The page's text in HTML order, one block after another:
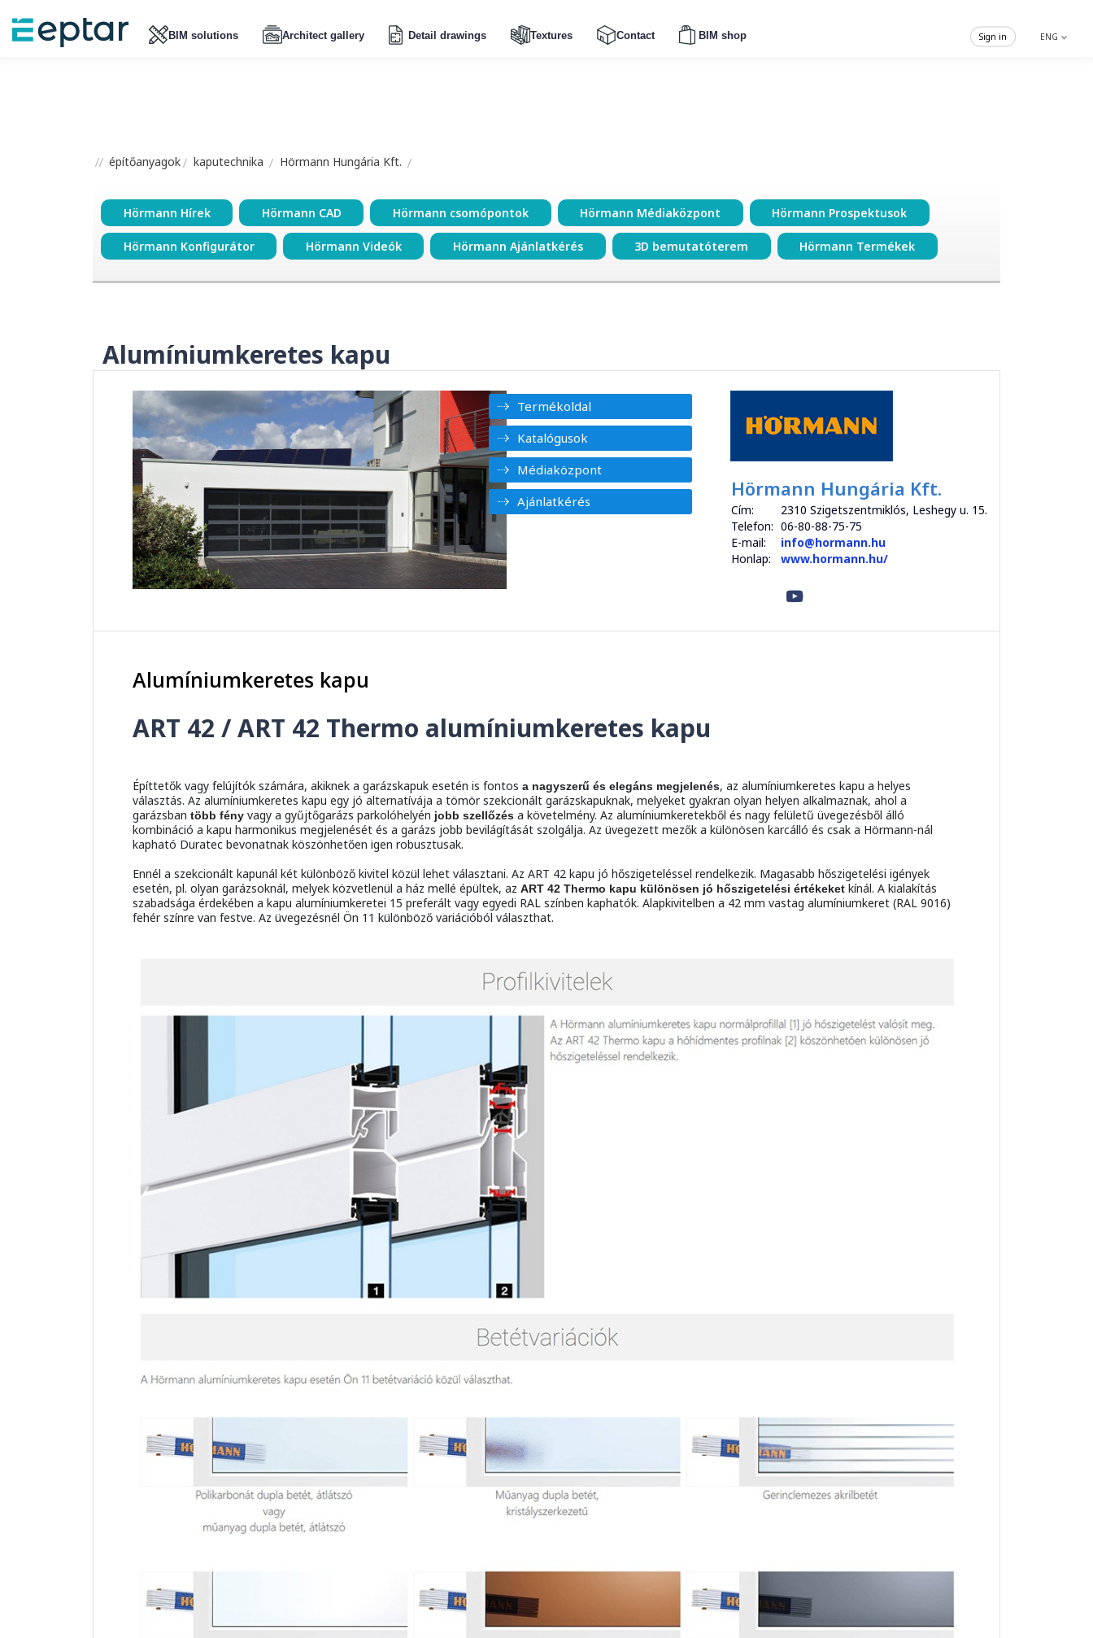
BIM solutions Architect gallery Detail drawings Textures Contact BIM shop ENG
Sign in
építőanyagok kaputechnika Hörmann Hungária Kft.
Hörmann Hírek Hörmann CAD Hörmann csomópontok Hörmann Médiaközpont Hörmann Prospektusok
Hörmann Konfigurátor Hörmann Videók Hörmann Ajánlatkérés 3D bemutatóterem Hörmann Termékek
Alumíniumkeretes kapu
Termékoldal
Katalógusok
Médiaközpont
Ajánlatkérés
Hörmann Hungária Kft.
Cím:
2310 Szigetszentmiklós, Leshegy u. 15.
Telefon: 06-80-88-75-75
E-mail:
info@hormann.hu
Honlap:
www.hormann.hu/
Alumíniumkeretes kapu
ART 42 / ART 42 Thermo alumíniumkeretes kapu
Építtetők vagy felújítók számára, akiknek a garázskapuk esetén is fontos a nagyszerű és elegáns megjelenés, az alumíniumkeretes kapu a helyes
választás. Az alumíniumkeretes kapu egy jó alternatívája a tömör szekcionált garázskapuknak, melyeket gyakran olyan helyen alkalmaznak, ahol a
garázsban több fény vagy a gyűjtőgarázs parkolóhelyén jobb szellőzés a követelmény. Az alumíniumkeretekből és nagy felületű üvegezésből álló
kombináció a kapu harmonikus megjelenését és a garázs jobb bevilágítását szolgálja. Az üvegezett mezők a különösen karcálló és csak a Hörmann-nál
kapható Duratec bevonatnak köszönhetően igen robusztusak.
Ennél a szekcionált kapunál két különböző kivitel közül lehet választani. Az ART 42 kapu jó hőszigeteléssel rendelkezik. Magasabb hőszigetelési igények
esetén, pl. olyan garázsoknál, melyek közvetlenül a ház mellé épültek, az ART 42 Thermo kapu különösen jó hőszigetelési értékeket kínál. A kialakítás
szabadsága érdekében a kapu alumíniumkeretei 15 preferált vagy egyedi RAL színben kaphatók. Alapkivitelben a 42 mm vastag alumíniumkeret (RAL 9016)
fehér színre van festve. Az üvegezésnél Ön 11 különböző variációból választhat.